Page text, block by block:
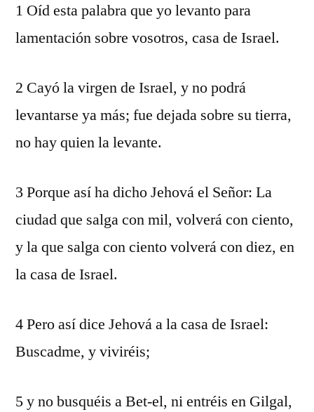
1 Oíd esta palabra que yo levanto para
lamentación sobre vosotros, casa de Israel.
2 Cayó la virgen de Israel, y no podrá
levantarse ya más; fue dejada sobre su tierra,
no hay quien la levante.
3 Porque así ha dicho Jehová el Señor: La
ciudad que salga con mil, volverá con ciento,
y la que salga con ciento volverá con diez, en
la casa de Israel.
4 Pero así dice Jehová a la casa de Israel:
Buscadme, y viviréis;
5 y no busquéis a Bet-el, ni entréis en Gilgal,